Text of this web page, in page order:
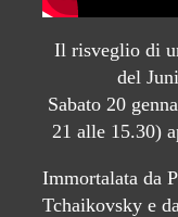
Il risveglio di
del
Sabato 20
21 alle 15.30)
Immortalata da
Tchaikovsky e